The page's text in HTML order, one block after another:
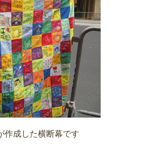
作成した横断幕です